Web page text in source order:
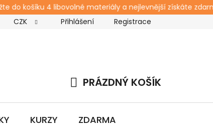
košíku 4 libovolné materiály a nejlevnější získáte
Kontakt Blog Workshopy pro rodiče
CZK Přihlášení Registrace
KOŠÍK
PRÁZDNÝ KOŠÍK
KURZY ZDARMA